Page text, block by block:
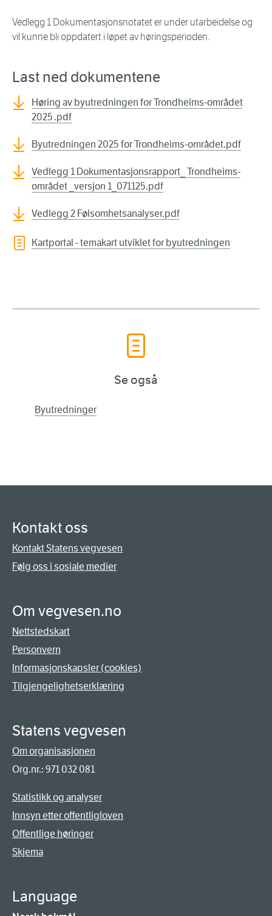
Vedlegg 1 Dokumentasjonsnotatet er under utarbeidelse og
vil kunne bli oppdatert i løpet av høringsperioden.
Last ned dokumentene
Høring av byutredningen for Trondheims-området
2025 .pdf
Byutredningen 2025 for Trondheims-området.pdf
Vedlegg 1 Dokumentasjonsrapport_ Trondheims-
området _versjon 1_071125.pdf
Vedlegg 2 Følsomhetsanalyser.pdf
Kartportal - temakart utviklet for byutredningen
Se også
Byutredninger
Kontakt oss
Kontakt Statens vegvesen
Følg oss i sosiale medier
Om vegvesen.no
Nettstedskart
Personvern
Informasjonskapsler (cookies)
Tilgjengelighetserklæring
Statens vegvesen
Om organisasjonen
Org.nr.: 971 032 081
Statistikk og analyser
Innsyn etter offentligloven
Offentlige høringer
Skjema
Language